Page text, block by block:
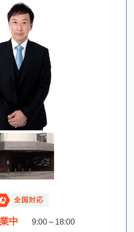
全国対応
中 9:00～18:00